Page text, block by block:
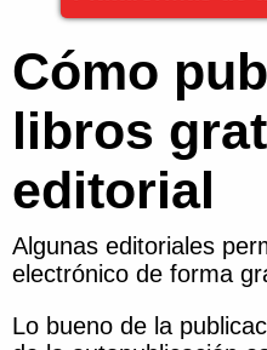
Cómo
libros
editorial
Algunas editoriales
electrónico de forma
Lo bueno de la